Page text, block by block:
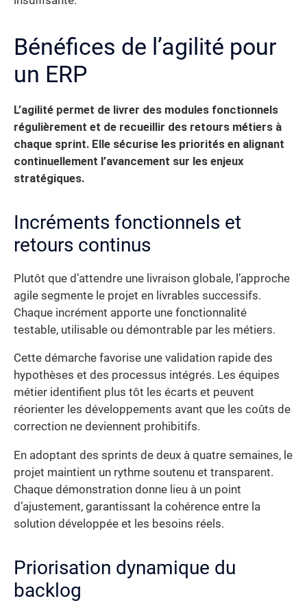
Bénéfices de l’agilité pour
un ERP
L’agilité permet de livrer des modules fonctionnels
régulièrement et de recueillir des retours métiers à
chaque sprint. Elle sécurise les priorités en alignant
continuellement l’avancement sur les enjeux
stratégiques.
Incréments fonctionnels et
retours continus
Plutôt que d’attendre une livraison globale, l’approche
agile segmente le projet en livrables successifs.
Chaque incrément apporte une fonctionnalité
testable, utilisable ou démontrable par les métiers.
Cette démarche favorise une validation rapide des
hypothèses et des processus intégrés. Les équipes
métier identifient plus tôt les écarts et peuvent
réorienter les développements avant que les coûts de
correction ne deviennent prohibitifs.
En adoptant des sprints de deux à quatre semaines, le
projet maintient un rythme soutenu et transparent.
Chaque démonstration donne lieu à un point
d’ajustement, garantissant la cohérence entre la
solution développée et les besoins réels.
Priorisation dynamique du
backlog